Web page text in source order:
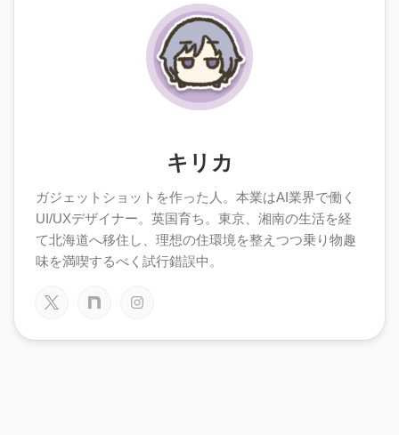
キリカ
ガジェットショットを作った人。本業はAI業界で働く
UI/UXデザイナー。英国育ち。東京、湘南の生活を経
て北海道へ移住し、理想の住環境を整えつつ乗り物趣
味を満喫するべく試行錯誤中。